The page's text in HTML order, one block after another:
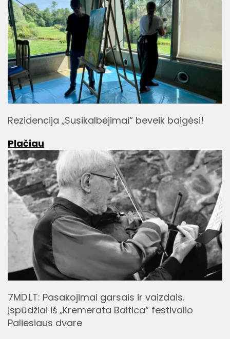
Rezidencija „Susikalbėjimai“ beveik baigėsi!
Plačiau
7MD.LT: Pasakojimai garsais ir vaizdais.
Įspūdžiai iš „Kremerata Baltica“ festivalio
Paliesiaus dvare